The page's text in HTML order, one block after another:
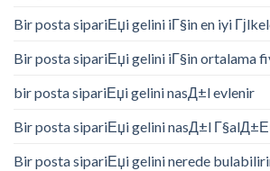
Bir posta sipariЕџi gelini iГ§in en iyi
Bir posta sipariЕџi gelini iГ§in ortalama
bir posta sipariЕџi gelini nasД±l evlenir
Bir posta sipariЕџi gelini nasД±l
Bir posta sipariЕџi gelini nerede